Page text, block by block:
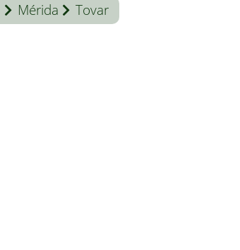
Mérida Tovar